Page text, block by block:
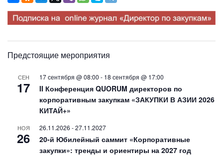
Предстоящие мероприятия
СЕН
17
17 сентября @ 08:00 - 18 сентября @ 17:00
II Конференция QUORUM директоров по
корпоративным закупкам «ЗАКУПКИ В АЗИИ 2026
КИТАЙ+»
НОЯ
26
26.11.2026 -27.11.2027
20-й Юбилейный саммит «Корпоративные
закупки»: тренды и ориентиры на 2027 год